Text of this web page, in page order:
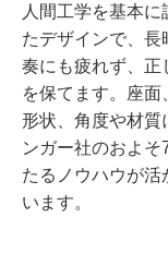
人間工学を基本に
たデザインで、長
奏にも疲れず、正
を保てます。座面
形状、角度や材質
ンガー社のおよそ
たるノウハウが活
います。